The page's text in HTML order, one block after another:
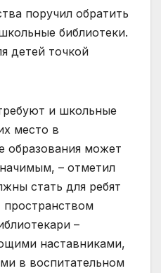
поручил обратить
библиотеки.
детей точкой
и школьные
место в
образования может
– отметил
стать для ребят
пространством
–
наставниками,
в воспитательном